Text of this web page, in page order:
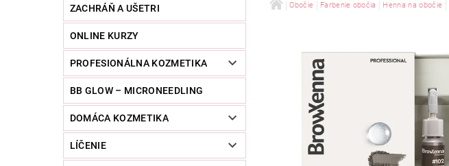
ZACHRÁŇ A UŠETRI
ONLINE KURZY
PROFESIONÁLNA KOZMETIKA
BB GLOW – MICRONEEDLING
DOMÁCA KOZMETIKA
LÍČENIE
Obočie Farbenie obočia Henna na obočie